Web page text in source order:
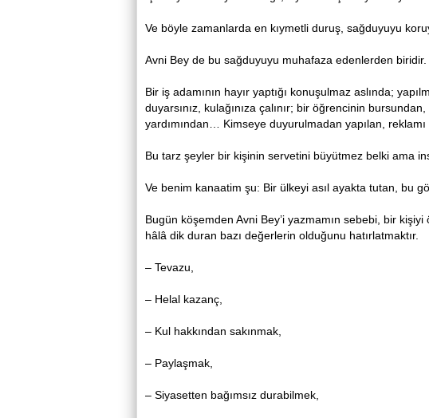
Ve böyle zamanlarda en kıymetli duruş, sağduyuyu
Avni Bey de bu sağduyuyu muhafaza edenlerden biridir.
Bir iş adamının hayır yaptığı konuşulmaz aslında;
duyarsınız, kulağınıza çalınır; bir öğrencinin
yardımından… Kimseye duyurulmadan yapılan,
Bu tarz şeyler bir kişinin servetini büyütmez belki ama
Ve benim kanaatim şu: Bir ülkeyi asıl ayakta tutan, bu
Bugün köşemden Avni Bey’i yazmamın sebebi, bir
hâlâ dik duran bazı değerlerin olduğunu hatırlatmaktır.
– Tevazu,
– Helal kazanç,
– Kul hakkından sakınmak,
– Paylaşmak,
– Siyasetten bağımsız durabilmek,